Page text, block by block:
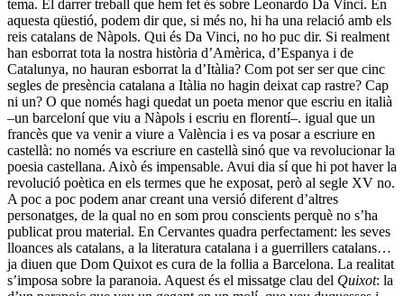
tema. El darrer treball que hem fet és sobre Leonardo Da Vinci. En
aquesta qüestió, podem dir que, si més no, hi ha una relació amb els
reis catalans de Nàpols. Qui és Da Vinci, no ho puc dir. Si realment
han esborrat tota la nostra història d’Amèrica, d’Espanya i de
Catalunya, no hauran esborrat la d’Itàlia? Com pot ser ser que cinc
segles de presència catalana a Itàlia no hagin deixat cap rastre? Cap
ni un? O que només hagi quedat un poeta menor que escriu en italià
–un barceloní que viu a Nàpols i escriu en florentí–. igual que un
francès que va venir a viure a València i es va posar a escriure en
castellà: no només va escriure en castellà sinó que va revolucionar la
poesia castellana. Això és impensable. Avui dia sí que hi pot haver la
revolució poètica en els termes que he exposat, però al segle XV no.
A poc a poc podem anar creant una versió diferent d’altres
personatges, de la qual no en som prou conscients perquè no s’ha
publicat prou material. En Cervantes quadra perfectament: les seves
lloances als catalans, a la literatura catalana i a guerrillers catalans…
ja diuen que Dom Quixot es cura de la follia a Barcelona. La realitat
s’imposa sobre la paranoia. Aquest és el missatge clau del Quixot: la